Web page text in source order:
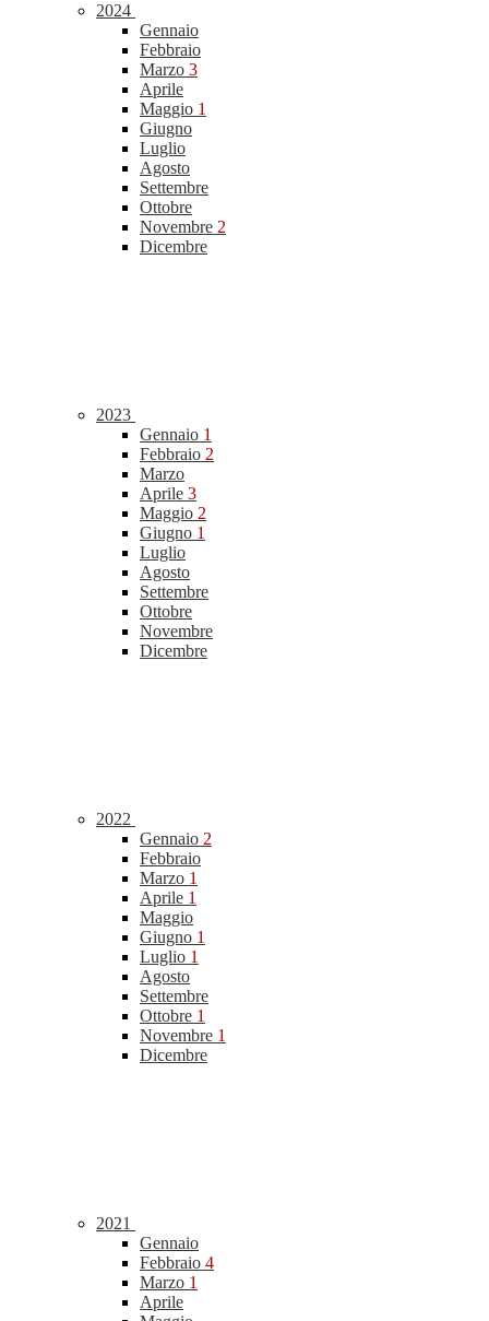
2024
Gennaio
Febbraio
Marzo 3
Aprile
Maggio 1
Giugno
Luglio
Agosto
Settembre
Ottobre
Novembre 2
Dicembre
2023
Gennaio 1
Febbraio 2
Marzo
Aprile 3
Maggio 2
Giugno 1
Luglio
Agosto
Settembre
Ottobre
Novembre
Dicembre
2022
Gennaio 2
Febbraio
Marzo 1
Aprile 1
Maggio
Giugno 1
Luglio 1
Agosto
Settembre
Ottobre 1
Novembre 1
Dicembre
2021
Gennaio
Febbraio 4
Marzo 1
Aprile